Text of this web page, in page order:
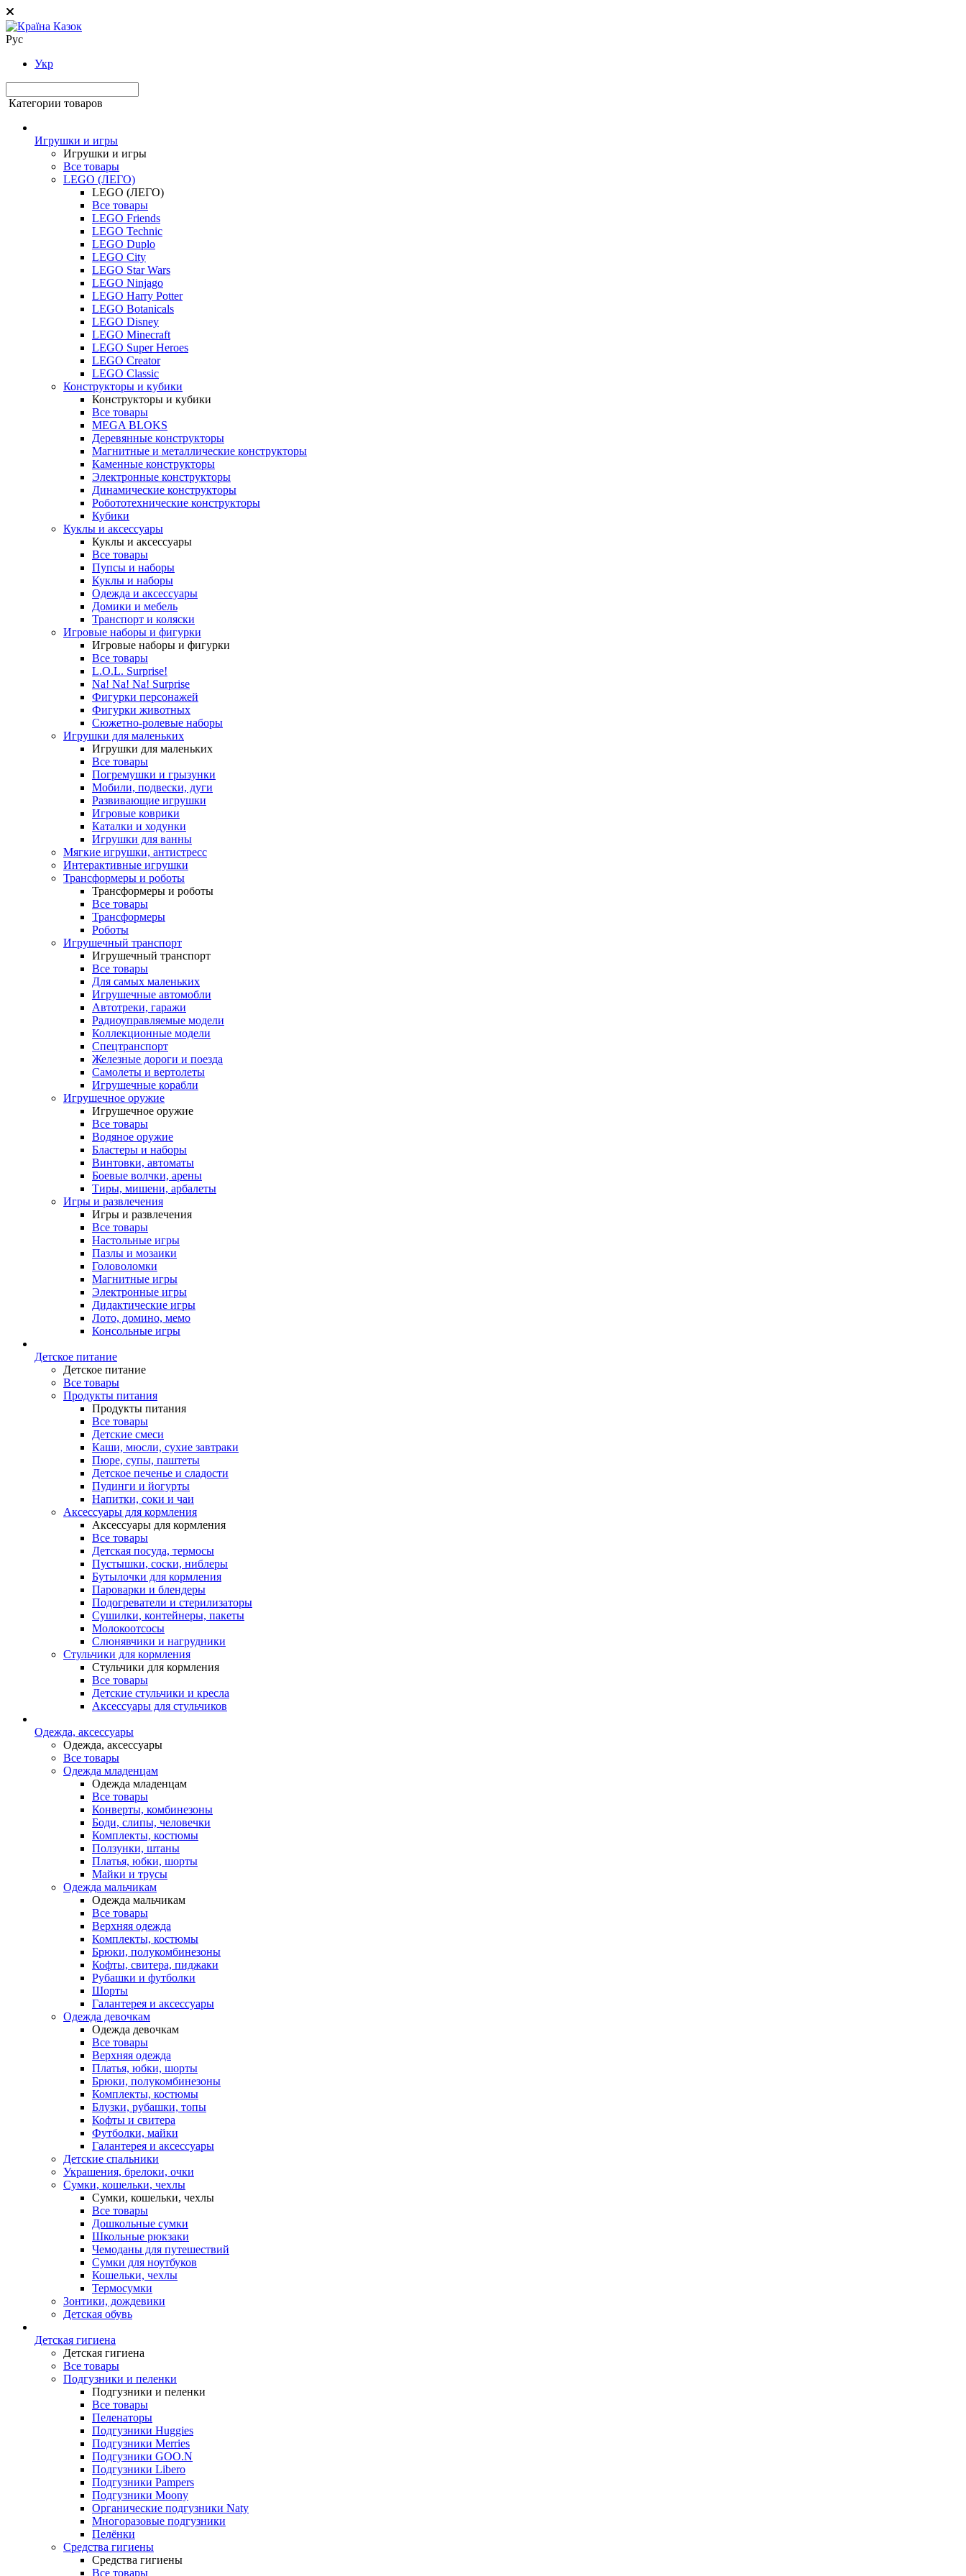
Рус
Укр
Категории товаров
Игрушки и игры
Игрушки и игры
Все товары
LEGO (ЛЕГО)
LEGO (ЛЕГО)
Все товары
LEGO Friends
LEGO Technic
LEGO Duplo
LEGO City
LEGO Star Wars
LEGO Ninjago
LEGO Harry Potter
LEGO Botanicals
LEGO Disney
LEGO Minecraft
LEGO Super Heroes
LEGO Creator
LEGO Classic
Конструкторы и кубики
Конструкторы и кубики
Все товары
MEGA BLOKS
Деревянные конструкторы
Магнитные и металлические конструкторы
Каменные конструкторы
Электронные конструкторы
Динамические конструкторы
Робототехнические конструкторы
Кубики
Куклы и аксессуары
Куклы и аксессуары
Все товары
Пупсы и наборы
Куклы и наборы
Одежда и аксессуары
Домики и мебель
Транспорт и коляски
Игровые наборы и фигурки
Игровые наборы и фигурки
Все товары
L.O.L. Surprise!
Na! Na! Na! Surprise
Фигурки персонажей
Фигурки животных
Сюжетно-ролевые наборы
Игрушки для маленьких
Игрушки для маленьких
Все товары
Погремушки и грызунки
Мобили, подвески, дуги
Развивающие игрушки
Игровые коврики
Каталки и ходунки
Игрушки для ванны
Мягкие игрушки, антистресс
Интерактивные игрушки
Трансформеры и роботы
Трансформеры и роботы
Все товары
Трансформеры
Роботы
Игрушечный транспорт
Игрушечный транспорт
Все товары
Для самых маленьких
Игрушечные автомобли
Автотреки, гаражи
Радиоуправляемые модели
Коллекционные модели
Спецтранспорт
Железные дороги и поезда
Самолеты и вертолеты
Игрушечные корабли
Игрушечное оружие
Игрушечное оружие
Все товары
Водяное оружие
Бластеры и наборы
Винтовки, автоматы
Боевые волчки, арены
Тиры, мишени, арбалеты
Игры и развлечения
Игры и развлечения
Все товары
Настольные игры
Пазлы и мозаики
Головоломки
Магнитные игры
Электронные игры
Дидактические игры
Лото, домино, мемо
Консольные игры
Детское питание
Детское питание
Все товары
Продукты питания
Продукты питания
Все товары
Детские смеси
Каши, мюсли, сухие завтраки
Пюре, супы, паштеты
Детское печенье и сладости
Пудинги и йогурты
Напитки, соки и чаи
Аксессуары для кормления
Аксессуары для кормления
Все товары
Детская посуда, термосы
Пустышки, соски, ниблеры
Бутылочки для кормления
Пароварки и блендеры
Подогреватели и стерилизаторы
Сушилки, контейнеры, пакеты
Молокоотсосы
Слюнявчики и нагрудники
Стульчики для кормления
Стульчики для кормления
Все товары
Детские стульчики и кресла
Аксессуары для стульчиков
Одежда, аксессуары
Одежда, аксессуары
Все товары
Одежда младенцам
Одежда младенцам
Все товары
Конверты, комбинезоны
Боди, слипы, человечки
Комплекты, костюмы
Ползунки, штаны
Платья, юбки, шорты
Майки и трусы
Одежда мальчикам
Одежда мальчикам
Все товары
Верхняя одежда
Комплекты, костюмы
Брюки, полукомбинезоны
Кофты, свитера, пиджаки
Рубашки и футболки
Шорты
Галантерея и аксессуары
Одежда девочкам
Одежда девочкам
Все товары
Верхняя одежда
Платья, юбки, шорты
Брюки, полукомбинезоны
Комплекты, костюмы
Блузки, рубашки, топы
Кофты и свитера
Футболки, майки
Галантерея и аксессуары
Детские спальники
Украшения, брелоки, очки
Сумки, кошельки, чехлы
Сумки, кошельки, чехлы
Все товары
Дошкольные сумки
Школьные рюкзаки
Чемоданы для путешествий
Сумки для ноутбуков
Кошельки, чехлы
Термосумки
Зонтики, дождевики
Детская обувь
Детская гигиена
Детская гигиена
Все товары
Подгузники и пеленки
Подгузники и пеленки
Все товары
Пеленаторы
Подгузники Huggies
Подгузники Merries
Подгузники GOO.N
Подгузники Libero
Подгузники Pampers
Подгузники Moony
Органические подгузники Naty
Многоразовые подгузники
Пелёнки
Средства гигиены
Средства гигиены
Все товары